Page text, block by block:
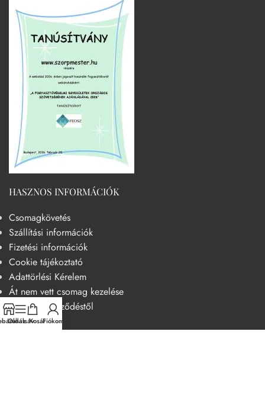
HASZNOS INFORMÁCIÓK
Csomagkövetés
Szállítási információk
Fizetési információk
Cookie tájékoztató
Adattörlési Kérelem
Át nem vett csomag kezelése
Elállás a szerződéstől
OldalsávKosárFiókom